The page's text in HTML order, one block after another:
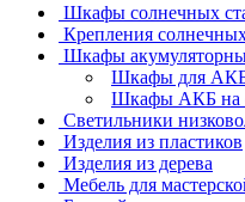
Шкафы солнечных
Крепления
Шкафы
Шкафы для АКБ
Шкафы АКБ на
Светильники
Изделия из пластиков
Изделия из дерева
Мебель для